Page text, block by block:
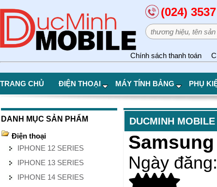
(024)
Chính sách thanh toán
TRANG CHỦ ĐIỆN THOẠI MÁY TÍNH BẢNG PHỤ
DANH MỤC SẢN PHẨM
Điện thoại
IPHONE 12 SERIES
IPHONE 13 SERIES
IPHONE 14 SERIES
DUCMINH MOBILE
Ngày